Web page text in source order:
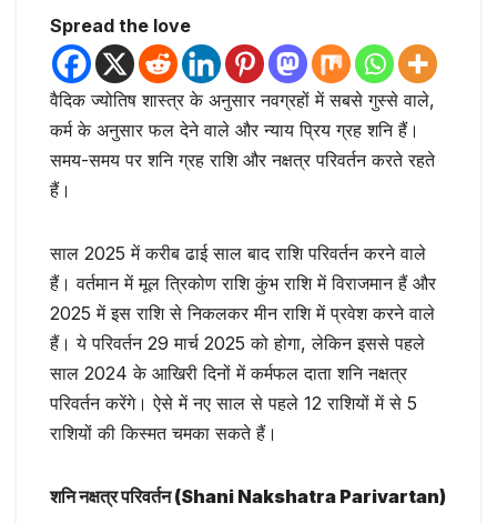
Spread the love
वैदिक ज्योतिष शास्त्र के अनुसार नवग्रहों में सबसे गुस्से वाले,
कर्म के अनुसार फल देने वाले और न्याय प्रिय ग्रह शनि हैं।
समय-समय पर शनि ग्रह राशि और नक्षत्र परिवर्तन करते रहते
हैं।
साल 2025 में करीब ढाई साल बाद राशि परिवर्तन करने वाले
हैं। वर्तमान में मूल त्रिकोण राशि कुंभ राशि में विराजमान हैं और
2025 में इस राशि से निकलकर मीन राशि में प्रवेश करने वाले
हैं। ये परिवर्तन 29 मार्च 2025 को होगा, लेकिन इससे पहले
साल 2024 के आखिरी दिनों में कर्मफल दाता शनि नक्षत्र
परिवर्तन करेंगे। ऐसे में नए साल से पहले 12 राशियों में से 5
राशियों की किस्मत चमका सकते हैं।
शनि नक्षत्र परिवर्तन (Shani Nakshatra Parivartan)